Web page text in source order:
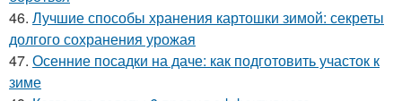
46. Лучшие способы хранения картошки зимой: секреты
долгого сохранения урожая
47. Осенние посадки на даче: как подготовить участок к
зиме